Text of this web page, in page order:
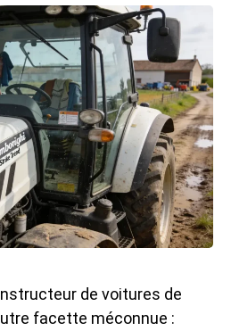
de voitures de
facette méconnue :